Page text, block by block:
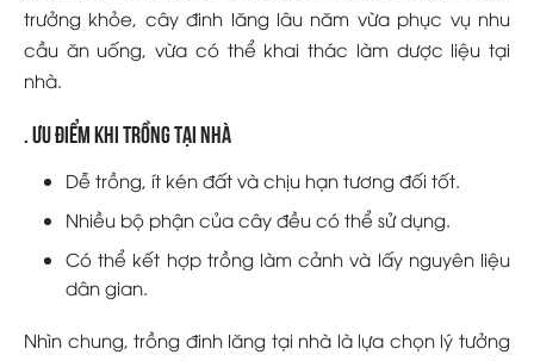
trưởng khỏe, cây đinh lăng lâu năm vừa phục vụ nhu
cầu ăn uống, vừa có thể khai thác làm dược liệu tại
nhà.
. Ưu điểm khi trồng tại nhà
Dễ trồng, ít kén đất và chịu hạn tương đối tốt.
Nhiều bộ phận của cây đều có thể sử dụng.
Có thể kết hợp trồng làm cảnh và lấy nguyên liệu
dân gian.
Nhìn chung, trồng đinh lăng tại nhà là lựa chọn lý tưởng